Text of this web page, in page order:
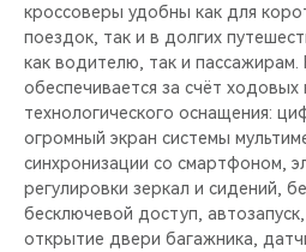
кроссоверы удобны как для
поездок, так и в долгих
как водителю, так и
обеспечивается за счёт ходовых
технологического оснащения:
огромный экран системы
синхронизации со смартфоном,
регулировки зеркал и сидений,
бесключевой доступ,
открытие двери багажника,